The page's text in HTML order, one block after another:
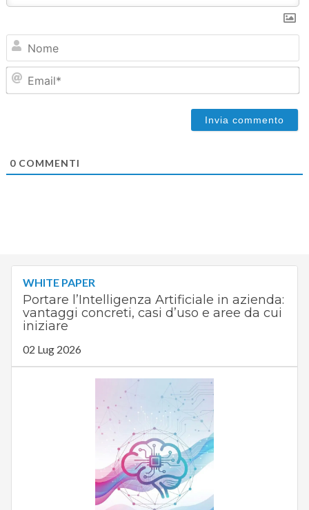
0COMMENTI
WHITE PAPER
Portare l’Intelligenza Artificiale in azienda:
vantaggi concreti, casi d’uso e aree da cui
iniziare
02 Lug 2026